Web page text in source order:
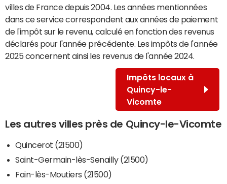
villes de France depuis 2004. Les années mentionnées
dans ce service correspondent aux années de paiement
de l'impôt sur le revenu, calculé en fonction des revenus
déclarés pour l'année précédente. Les impôts de l'année
2025 concernent ainsi les revenus de l'année 2024.
Impôts locaux à
Quincy-le-
Vicomte
Les autres villes près de Quincy-le-Vicomte
Quincerot (21500)
Saint-Germain-lès-Senailly (21500)
Fain-lès-Moutiers (21500)